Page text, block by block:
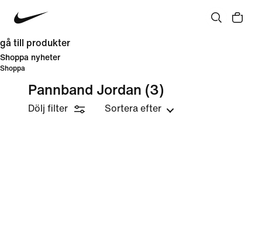
gå till produkter
Shoppa nyheter
Shoppa
Pannband Jordan (3)
Dölj filter Sortera efter